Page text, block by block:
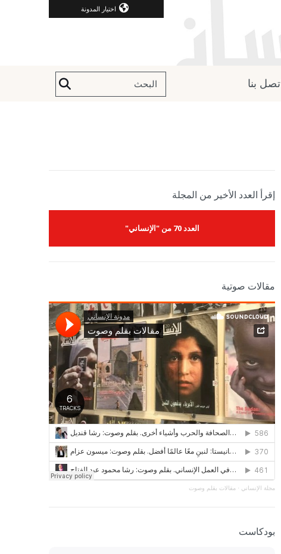
اختيار المدونة
اتصل بنا
إقرأ العدد الأخير من المجلة
العدد 70 من "الإنساني"
مقالات صوتية
مجلة الإنساني · مقالات بقلم وصوت
بودكاست